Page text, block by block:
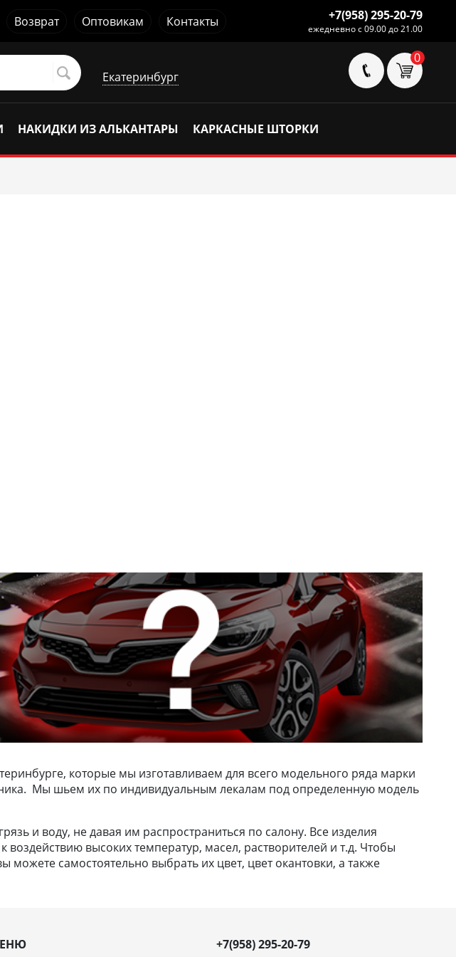
Возврат Оптовикам Контакты +7(958) 295-20-79
ежедневно с 09.00 до 21.00
Екатеринбург
0
НАКИДКИ ИЗ АЛЬКАНТАРЫ КАРКАСНЫЕ ШТОРКИ
которые мы изготавливаем для всего модельного ряда марки
Мы шьем их по индивидуальным лекалам под определенную модель
и воду, не давая им распространиться по салону. Все изделия
воздействию высоких температур, масел, растворителей и т.д. Чтобы
самостоятельно выбрать их цвет, цвет окантовки, а также
+7(958) 295-20-79